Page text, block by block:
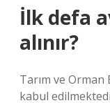
İlk defa
alınır?
Tarım ve Orman
kabul